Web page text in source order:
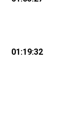
de
01:19:32